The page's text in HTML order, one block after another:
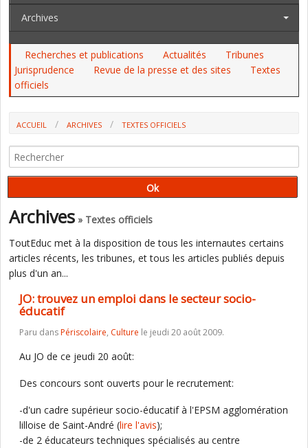
Archives
Recherches et publications Actualités
Tribunes
Jurisprudence
Revue de la presse et des sites
Textes
officiels
ACCUEIL ARCHIVES
TEXTES OFFICIELS
Archives » Textes officiels
ToutEduc met à la disposition de tous les internautes certains
articles récents, les tribunes, et tous les articles publiés depuis
plus d'un an...
JO: trouvez un emploi dans le secteur socio-
éducatif
Paru dansPériscolaire, Culture le jeudi 20 août 2009.
Au JO de ce jeudi 20 août:
Des concours sont ouverts pour le recrutement:
-d'un cadre supérieur socio-éducatif à l'EPSM agglomération
lilloise de Saint-André (lire l'avis);
-de 2 éducateurs techniques spécialisés au centre